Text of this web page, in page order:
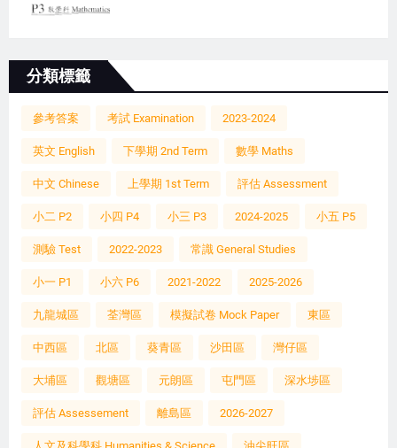
分類標籤
參考答案 考試 Examination 2023-2024
英文 English 下學期 2nd Term 數學 Maths
中文 Chinese 上學期 1st Term 評估 Assessment
小二 P2 小四 P4 小三 P3 2024-2025 小五 P5
測驗 Test 2022-2023 常識 General Studies
小一 P1 小六 P6 2021-2022 2025-2026
九龍城區 荃灣區 模擬試卷 Mock Paper 東區
中西區 北區 葵青區 沙田區 灣仔區
大埔區 觀塘區 元朗區 屯門區 深水埗區
評估 Assessement 離島區 2026-2027